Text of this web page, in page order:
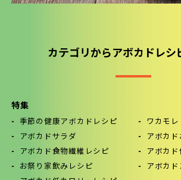
カテゴリからアボカドレシ
特集
季節の健康アボカドレシピ ワカモレ
アボカドサラダ アボカ
アボカド食物繊維レシピ アボカ
お祭り家飲みレシピ アボカ